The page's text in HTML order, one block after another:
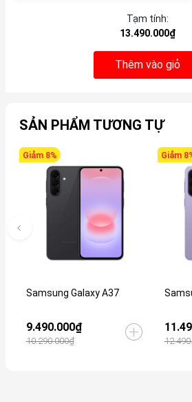
Tạm tính:
13.490.000₫
Thêm vào giỏ
SẢN PHẨM TƯƠNG TỰ
Giảm 8%
Samsung Galaxy A37
9.490.000₫
10.290.000₫
Giảm